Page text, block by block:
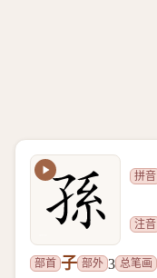
拼音
注音
部首 子 部外 3 总笔画